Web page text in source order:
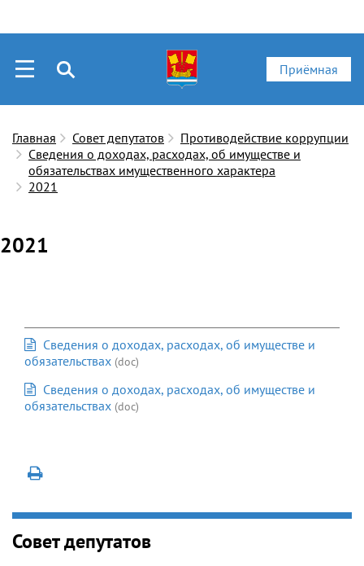
Приёмная
Главная Совет депутатов
Противодействие коррупции
Сведения о доходах, расходах, об имуществе и
обязательствах имущественного характера
2021
2021
Сведения о доходах, расходах, об имуществе и
обязательствах (doc)
Сведения о доходах, расходах, об имуществе и
обязательствах (doc)
Совет депутатов